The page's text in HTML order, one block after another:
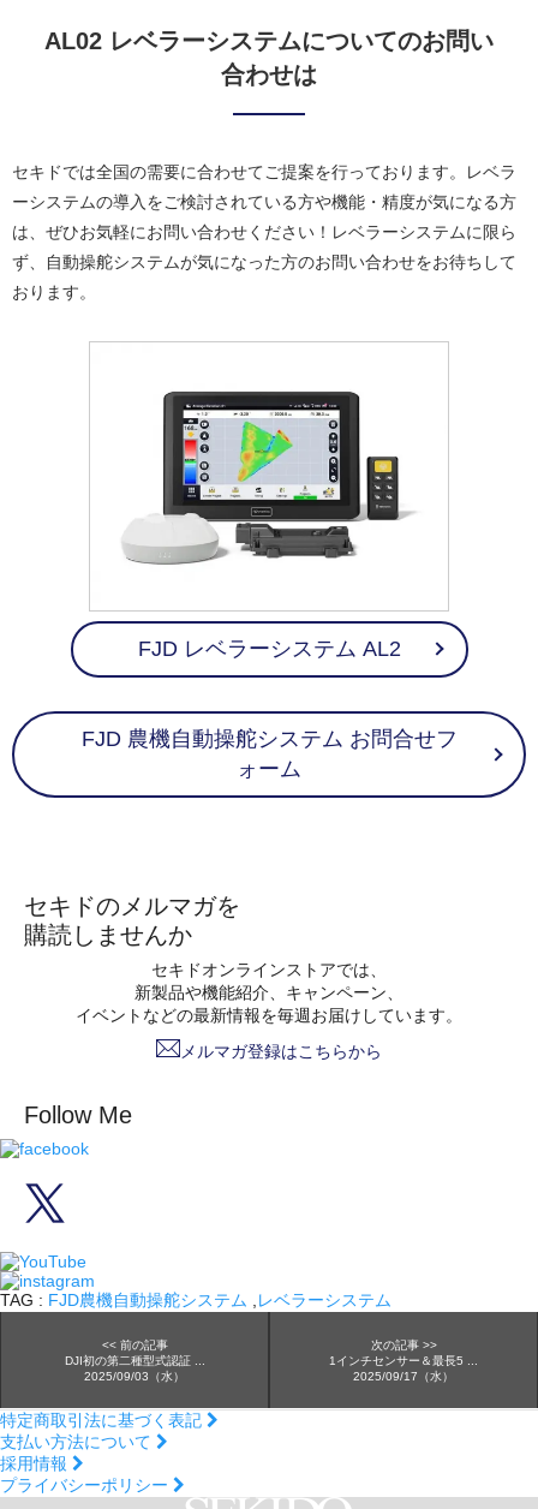
AL02 レベラーシステムについてのお問い
合わせは
セキドでは全国の需要に合わせてご提案を行っております。レベラ
ーシステムの導入をご検討されている方や機能・精度が気になる方
は、ぜひお気軽にお問い合わせください！レベラーシステムに限ら
ず、自動操舵システムが気になった方のお問い合わせをお待ちして
おります。
FJD レベラーシステム AL2
FJD 農機自動操舵システム お問合せフ
ォーム
セキドのメルマガを
購読しませんか
セキドオンラインストアでは、
新製品や機能紹介、キャンペーン、
イベントなどの最新情報を毎週お届けしています。
メルマガ登録はこちらから
Follow Me
TAG : FJD農機自動操舵システム レベラーシステム
<< 前の記事
DJI初の第二種型式認証 ...
2025/09/03（水）
次の記事 >>
1インチセンサー＆最長5 ...
2025/09/17（水）
特定商取引法に基づく表記
支払い方法について
採用情報
プライバシーポリシー